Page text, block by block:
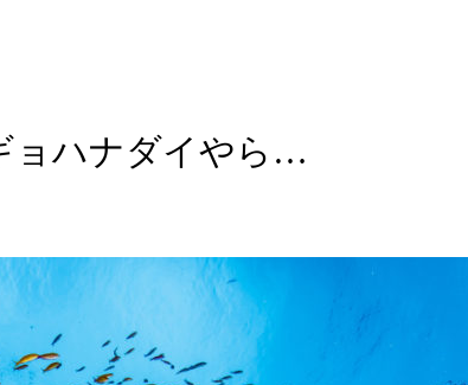
ョハナダイやら…